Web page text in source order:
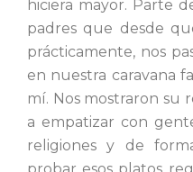
hiciera mayor. Parte
padres que desde
prácticamente, nos
en nuestra caravana
mí. Nos mostraron su
a empatizar con
religiones y de